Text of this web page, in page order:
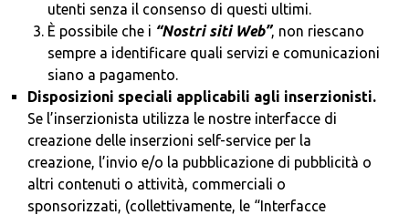
utenti senza il consenso di questi ultimi.
È possibile che i “Nostri siti Web”, non riescano
sempre a identificare quali servizi e comunicazioni
siano a pagamento.
Disposizioni speciali applicabili agli inserzionisti.
Se l’inserzionista utilizza le nostre interfacce di
creazione delle inserzioni self-service per la
creazione, l’invio e/o la pubblicazione di pubblicità o
altri contenuti o attività, commerciali o
sponsorizzati, (collettivamente, le “Interfacce